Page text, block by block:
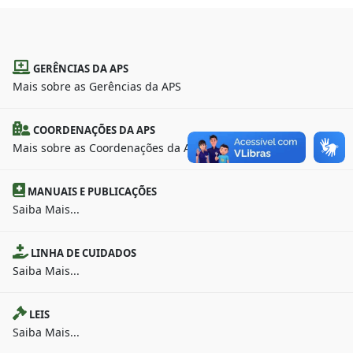
GERÊNCIAS DA APS
Mais sobre as Gerências da APS
COORDENAÇÕES DA APS
Mais sobre as Coordenações da APS
MANUAIS E PUBLICAÇÕES
Saiba Mais...
LINHA DE CUIDADOS
Saiba Mais...
LEIS
Saiba Mais...